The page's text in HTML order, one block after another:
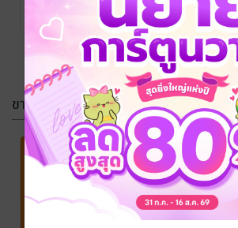
COMTODAY
ARIP
นิตยสาร
คอมพิวเตอร์
No Rating
COMTODAY
ARIP
นิตยสาร
คอมพิวเตอร์
No Rating
COMTODAY
eLeader
No.332
ขายดี